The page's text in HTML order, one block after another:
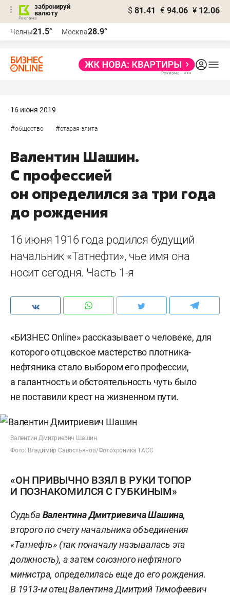
забронируй
валюту
$ 81.41 € 94.06 ¥ 12.06
Челны21.5° Москва28.9°
16 июня 2019
#общество #старая элита
Валентин Шашин.
С профессией
он определился за три года
до рождения
16 июня 1916 года родился будущий
начальник «Татнефти», чье имя она
носит сегодня. Часть 1-я
«БИЗНЕС Online» рассказывает о человеке, для
которого отцовское мастерство плотника-
нефтяника стало выбором его профессии,
а галантность и обстоятельность чуть было
не поставили крест на жизненном пути.
Валентин Дмитриевич Шашин
Фото: Владимир Савостьянов/Фотохроника ТАСС
«ОН ПРИВЫЧНО ВЗЯЛ В РУКИ ТОПОР
И ПОЗНАКОМИЛСЯ С ГУБКИНЫМ»
Судьба Валентина Дмитриевича Шашина,
второго по счету начальника объединения
«Татнефть» (так поначалу называлась эта
должность), а затем союзного нефтяного
министра, определилась еще до его рождения.
В 1913-м отец Валентина Дмитрий Тимофеевич